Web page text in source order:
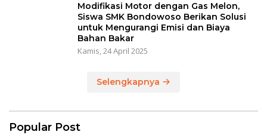
Modifikasi Motor dengan Gas Melon,
Siswa SMK Bondowoso Berikan Solusi
untuk Mengurangi Emisi dan Biaya
Bahan Bakar
Kamis, 24 April 2025
Selengkapnya
Popular Post